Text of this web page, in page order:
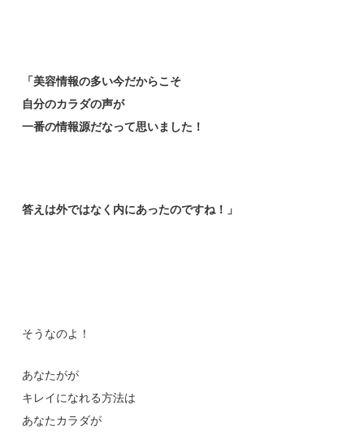
「美容情報の多い今だからこそ
自分のカラダの声が
一番の情報源だなって思いました！
答えは外ではなく内にあったのですね！」
そうなのよ！
あなたがが
キレイになれる方法は
あなたカラダが